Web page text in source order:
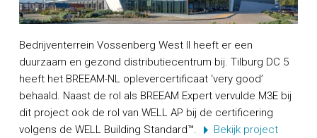
Bedrijventerrein Vossenberg West II heeft er een
duurzaam en gezond distributiecentrum bij. Tilburg DC 5
heeft het BREEAM-NL oplevercertificaat ‘very good’
behaald. Naast de rol als BREEAM Expert vervulde M3E bij
dit project ook de rol van WELL AP bij de certificering
volgens de WELL Building Standard™.
Bekijk project